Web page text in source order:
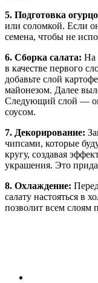
5. Подготовка
или соломкой. Если
семена, чтобы не
6. Сборка салата: На
в качестве первого
добавьте слой
майонезом. Далее
Следующий слой —
соусом.
7. Декорирование:
чипсами, которые
кругу, создавая
украшения. Это
8. Охлаждение:
салату настояться в
позволит всем слоям